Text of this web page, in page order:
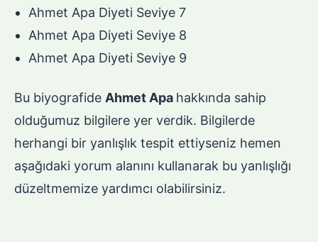
Ahmet Apa Diyeti Seviye 7
Ahmet Apa Diyeti Seviye 8
Ahmet Apa Diyeti Seviye 9
Bu biyografide Ahmet Apa hakkında sahip
olduğumuz bilgilere yer verdik. Bilgilerde
herhangi bir yanlışlık tespit ettiyseniz hemen
aşağıdaki yorum alanını kullanarak bu yanlışlığı
düzeltmemize yardımcı olabilirsiniz.